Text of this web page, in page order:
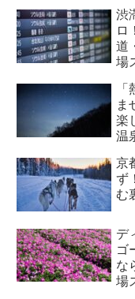
渋
ロ
道
場
ま
楽
温
京
ず
む
デ
ゴ
な
場